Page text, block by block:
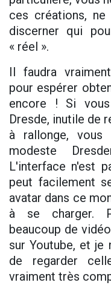
ces créations, ne
discerner qui
« réel ».
Il faudra
pour espérer
encore ! Si
Dresde, inutile de
à rallonge,
modeste
L'interface n'est
peut facilement
avatar dans ce
à se charger.
beaucoup de
sur Youtube, et je
de regarder
vraiment très